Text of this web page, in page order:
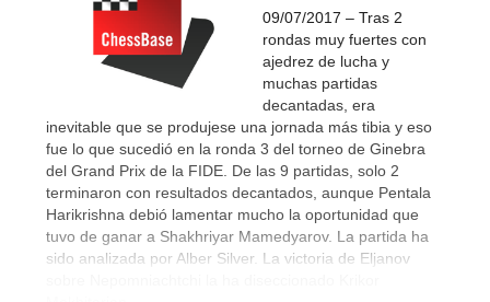
09/07/2017 – Tras 2
rondas muy fuertes con
ajedrez de lucha y
muchas partidas
decantadas, era
inevitable que se produjese una jornada más tibia y eso
fue lo que sucedió en la ronda 3 del torneo de Ginebra
del Grand Prix de la FIDE. De las 9 partidas, solo 2
terminaron con resultados decantados, aunque Pentala
Harikrishna debió lamentar mucho la oportunidad que
tuvo de ganar a Shakhriyar Mamedyarov. La partida ha
sido analizada por Alber Silver. La victoria de Eljanov